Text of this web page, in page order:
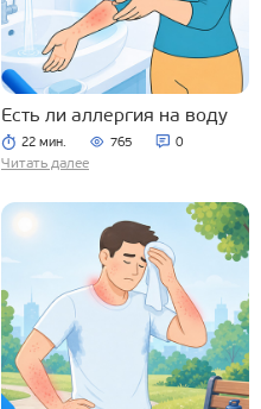
Есть ли аллергия на воду
22 мин. 765 0
Читать далее